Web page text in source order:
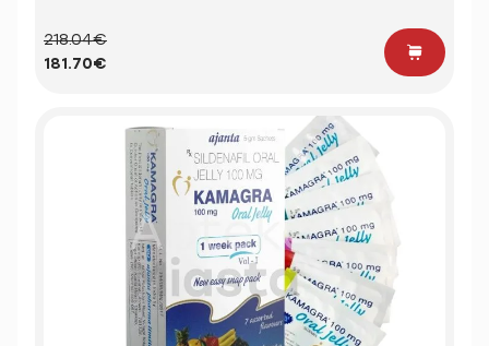
218.04€
181.70€